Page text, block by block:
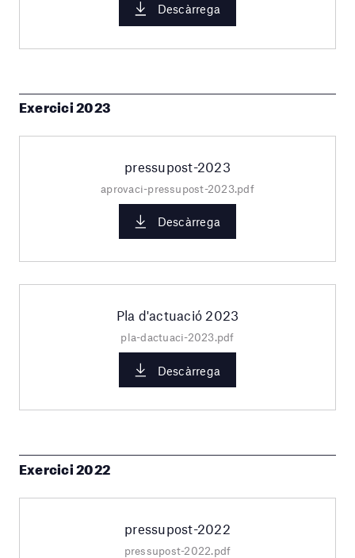
Descàrrega
Exercici 2023
pressupost-2023
aprovaci-pressupost-2023.pdf
Descàrrega
Pla d'actuació 2023
pla-dactuaci-2023.pdf
Descàrrega
Exercici 2022
pressupost-2022
pressupost-2022.pdf